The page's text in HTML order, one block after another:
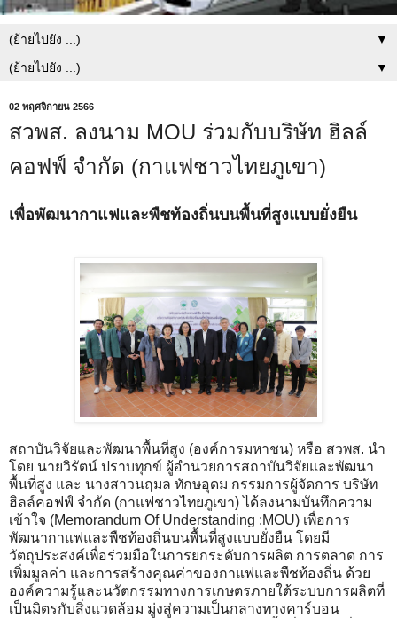
▼
▼
02 พฤศจิกายน 2566
สวพส. ลงนาม MOU ร่วมกับบริษัท ฮิลล์
คอฟฟ์ จำกัด (กาแฟชาวไทยภูเขา)
เพื่อพัฒนากาแฟและพืชท้องถิ่นบนพื้นที่สูงแบบยั่งยืน
สถาบันวิจัยและพัฒนาพื้นที่สูง (องค์การมหาชน) หรือ สวพส. นำ
โดย นายวิรัตน์ ปราบทุกข์ ผู้อำนวยการสถาบันวิจัยและพัฒนา
พื้นที่สูง และ นางสาวนฤมล ทักษอุดม กรรมการผู้จัดการ บริษัท
ฮิลล์คอฟฟ์ จำกัด (กาแฟชาวไทยภูเขา) ได้ลงนามบันทึกความ
เข้าใจ (Memorandum Of Understanding :MOU) เพื่อการ
พัฒนากาแฟและพืชท้องถิ่นบนพื้นที่สูงแบบยั่งยืน โดยมี
วัตถุประสงค์เพื่อร่วมมือในการยกระดับการผลิต การตลาด การ
เพิ่มมูลค่า และการสร้างคุณค่าของกาแฟและพืชท้องถิ่น ด้วย
องค์ความรู้และนวัตกรรมทางการเกษตรภายใต้ระบบการผลิตที่
เป็นมิตรกับสิ่งแวดล้อม มู่งสู่ความเป็นกลางทางคาร์บอน